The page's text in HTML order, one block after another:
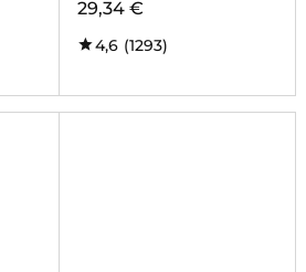
29,34 €
4,6 (1293)